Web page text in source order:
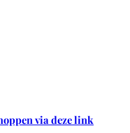
via deze link